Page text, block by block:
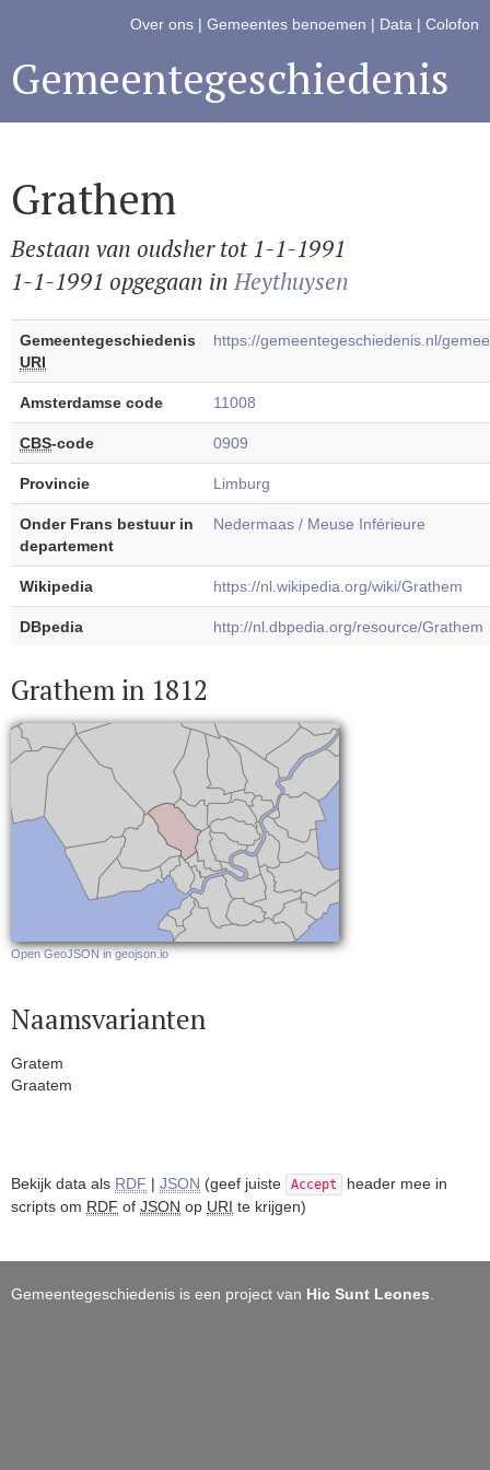
Over ons | Gemeentes benoemen | Data | Colofon
Gemeentegeschiedenis
Grathem
Bestaan van oudsher tot 1-1-1991
1-1-1991 opgegaan inHeythuysen
Gemeentegeschiedenis
URI
https://gemeentegeschiedenis.nl/
Amsterdamse code 11008
CBS-code 0909
Provincie Limburg
Onder Frans bestuur in
departement
Nedermaas / Meuse Inférieure
Wikipedia https://nl.wikipedia.org/wiki/Grathem
DBpedia http://nl.dbpedia.org/resource/Grathem
Grathem in 1812
Open GeoJSON in geojson.io
Naamsvarianten
Gratem
Graatem
Bekijk data als RDF | JSON (geef juiste Accept
header mee in
scripts om RDF of JSON op URI te krijgen)
Gemeentegeschiedenis is een project van Hic Sunt Leones